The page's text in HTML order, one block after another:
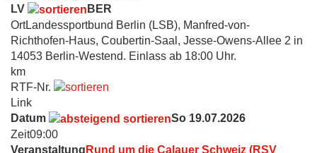
LV
BER
OrtLandessportbund Berlin (LSB), Manfred-von-
Richthofen-Haus, Coubertin-Saal, Jesse-Owens-Allee 2 in
14053 Berlin-Westend. Einlass ab 18:00 Uhr.
km
RTF-Nr.
Link
Datum
So 19.07.2026
Zeit09:00
Veranstaltung Rund um die Calauer Schweiz (RSV